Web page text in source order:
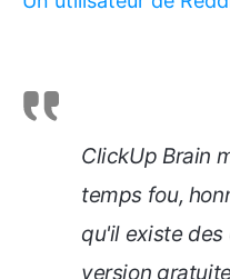
ClickUp Brain
temps fou,
qu'il existe
version